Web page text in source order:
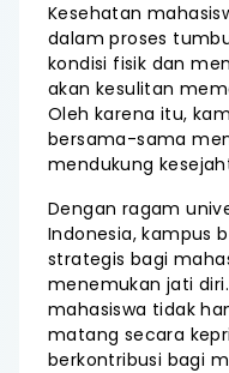
Kesehatan
dalam proses
kondisi fisik dan
akan kesulitan
Oleh karena itu,
bersama-sama
mendukung
Dengan ragam
Indonesia, kampus
strategis bagi
menemukan jati
mahasiswa tidak
matang secara
berkontribusi bagi